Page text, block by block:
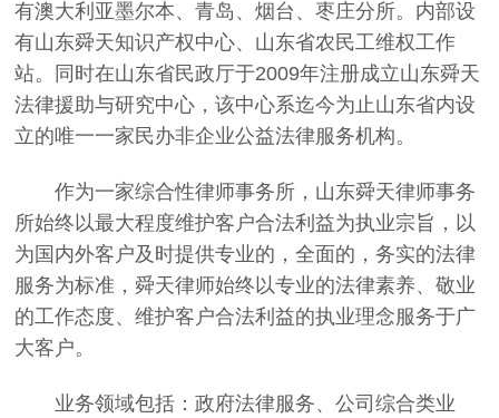
有澳大利亚墨尔本、青岛、烟台、枣庄分所。内部设
有山东舜天知识产权中心、山东省农民工维权工作
站。同时在山东省民政厅于2009年注册成立山东舜天
法律援助与研究中心，该中心系迄今为止山东省内设
立的唯一一家民办非企业公益法律服务机构。
作为一家综合性律师事务所，山东舜天律师事务
所始终以最大程度维护客户合法利益为执业宗旨，以
为国内外客户及时提供专业的，全面的，务实的法律
服务为标准，舜天律师始终以专业的法律素养、敬业
的工作态度、维护客户合法利益的执业理念服务于广
大客户。
业务领域包括：政府法律服务、公司综合类业